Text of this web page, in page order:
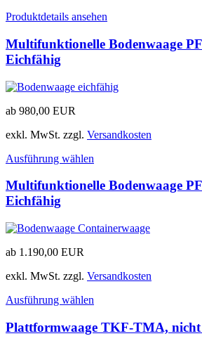
Produktdetails ansehen
Multifunktionelle Bodenwaage
Eichfähig
ab 980,00 EUR
exkl. MwSt. zzgl. Versandkosten
Ausführung wählen
Multifunktionelle Bodenwaage
Eichfähig
ab 1.190,00 EUR
exkl. MwSt. zzgl. Versandkosten
Ausführung wählen
Plattformwaage TKF-TMA,